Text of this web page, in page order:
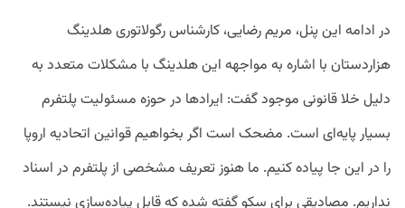
در ادامه این پنل، مریم رضایی، کارشناس رگولاتوری هلدینگ
هزاردستان با اشاره به مواجهه این هلدینگ با مشکلات متعدد به
دلیل خلا قانونی موجود گفت: ایرادها در حوزه مسئولیت پلتفرم
بسیار پایه‌ای است. مضحک است اگر بخواهیم قوانین اتحادیه اروپا
را در این جا پیاده کنیم. ما هنوز تعریف مشخصی از پلتفرم در اسناد
نداریم. مصادیقی برای سکو گفته شده که قابل پیاده‌سازی نیستند.